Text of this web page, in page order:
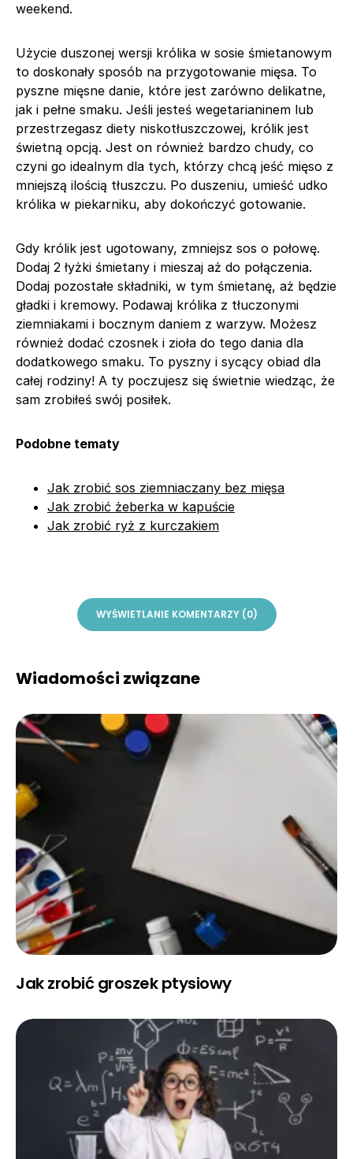
weekend.
Użycie duszonej wersji królika w sosie śmietanowym
to doskonały sposób na przygotowanie mięsa. To
pyszne mięsne danie, które jest zarówno delikatne,
jak i pełne smaku. Jeśli jesteś wegetarianinem lub
przestrzegasz diety niskotłuszczowej, królik jest
świetną opcją. Jest on również bardzo chudy, co
czyni go idealnym dla tych, którzy chcą jeść mięso z
mniejszą ilością tłuszczu. Po duszeniu, umieść udko
królika w piekarniku, aby dokończyć gotowanie.
Gdy królik jest ugotowany, zmniejsz sos o połowę.
Dodaj 2 łyżki śmietany i mieszaj aż do połączenia.
Dodaj pozostałe składniki, w tym śmietanę, aż będzie
gładki i kremowy. Podawaj królika z tłuczonymi
ziemniakami i bocznym daniem z warzyw. Możesz
również dodać czosnek i zioła do tego dania dla
dodatkowego smaku. To pyszny i sycący obiad dla
całej rodziny! A ty poczujesz się świetnie wiedząc, że
sam zrobiłeś swój posiłek.
Podobne tematy
Jak zrobić sos ziemniaczany bez mięsa
Jak zrobić żeberka w kapuście
Jak zrobić ryż z kurczakiem
WYŚWIETLANIE KOMENTARZY (0)
Wiadomości związane
Jak zrobić groszek ptysiowy